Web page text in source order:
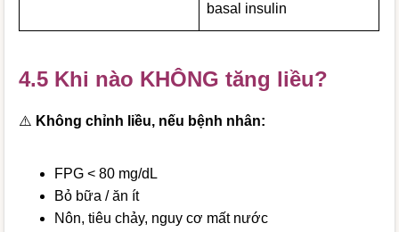
basal insulin
4.5 Khi nào KHÔNG tăng liều?
⚠️ Không chỉnh liều, nếu bệnh nhân:
FPG < 80 mg/dL
Bỏ bữa / ăn ít
Nôn, tiêu chảy, nguy cơ mất nước